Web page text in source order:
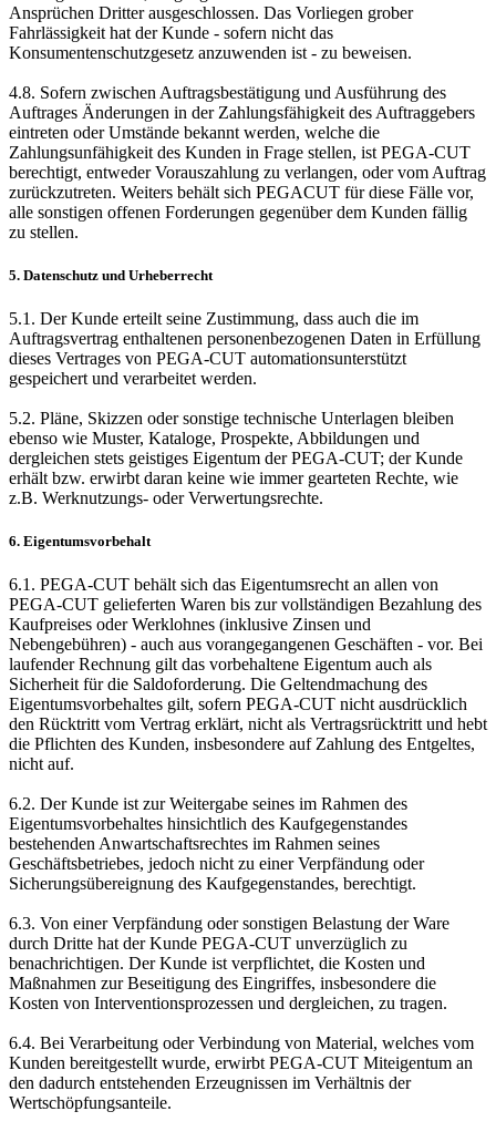
Ansprüchen Dritter ausgeschlossen. Das Vorliegen grober
Fahrlässigkeit hat der Kunde - sofern nicht das
Konsumentenschutzgesetz anzuwenden ist - zu beweisen.
4.8. Sofern zwischen Auftragsbestätigung und Ausführung des
Auftrages Änderungen in der Zahlungsfähigkeit des Auftraggebers
eintreten oder Umstände bekannt werden, welche die
Zahlungsunfähigkeit des Kunden in Frage stellen, ist PEGA-CUT
berechtigt, entweder Vorauszahlung zu verlangen, oder vom Auftrag
zurückzutreten. Weiters behält sich PEGACUT für diese Fälle vor,
alle sonstigen offenen Forderungen gegenüber dem Kunden fällig
zu stellen.
5. Datenschutz und Urheberrecht
5.1. Der Kunde erteilt seine Zustimmung, dass auch die im
Auftragsvertrag enthaltenen personenbezogenen Daten in Erfüllung
dieses Vertrages von PEGA-CUT automationsunterstützt
gespeichert und verarbeitet werden.
5.2. Pläne, Skizzen oder sonstige technische Unterlagen bleiben
ebenso wie Muster, Kataloge, Prospekte, Abbildungen und
dergleichen stets geistiges Eigentum der PEGA-CUT; der Kunde
erhält bzw. erwirbt daran keine wie immer gearteten Rechte, wie
z.B. Werknutzungs- oder Verwertungsrechte.
6. Eigentumsvorbehalt
6.1. PEGA-CUT behält sich das Eigentumsrecht an allen von
PEGA-CUT gelieferten Waren bis zur vollständigen Bezahlung des
Kaufpreises oder Werklohnes (inklusive Zinsen und
Nebengebühren) - auch aus vorangegangenen Geschäften - vor. Bei
laufender Rechnung gilt das vorbehaltene Eigentum auch als
Sicherheit für die Saldoforderung. Die Geltendmachung des
Eigentumsvorbehaltes gilt, sofern PEGA-CUT nicht ausdrücklich
den Rücktritt vom Vertrag erklärt, nicht als Vertragsrücktritt und hebt
die Pflichten des Kunden, insbesondere auf Zahlung des Entgeltes,
nicht auf.
6.2. Der Kunde ist zur Weitergabe seines im Rahmen des
Eigentumsvorbehaltes hinsichtlich des Kaufgegenstandes
bestehenden Anwartschaftsrechtes im Rahmen seines
Geschäftsbetriebes, jedoch nicht zu einer Verpfändung oder
Sicherungsübereignung des Kaufgegenstandes, berechtigt.
6.3. Von einer Verpfändung oder sonstigen Belastung der Ware
durch Dritte hat der Kunde PEGA-CUT unverzüglich zu
benachrichtigen. Der Kunde ist verpflichtet, die Kosten und
Maßnahmen zur Beseitigung des Eingriffes, insbesondere die
Kosten von Interventionsprozessen und dergleichen, zu tragen.
6.4. Bei Verarbeitung oder Verbindung von Material, welches vom
Kunden bereitgestellt wurde, erwirbt PEGA-CUT Miteigentum an
den dadurch entstehenden Erzeugnissen im Verhältnis der
Wertschöpfungsanteile.